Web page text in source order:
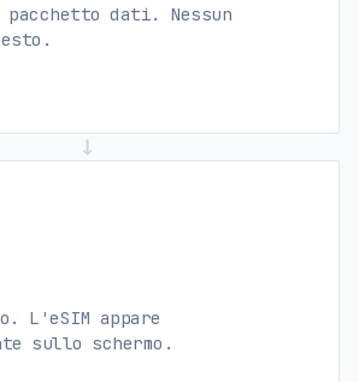
dati. Nessun
L'eSIM appare
sullo schermo.